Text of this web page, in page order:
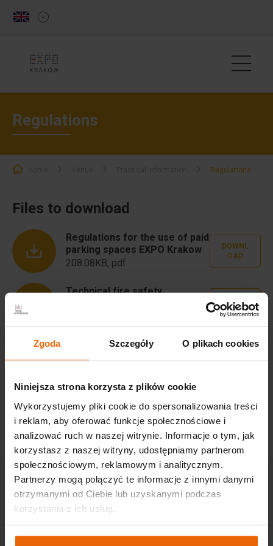
Zgoda Szczegóły O plikach cookies
Niniejsza strona korzysta z plików cookie
Wykorzystujemy pliki cookie do spersonalizowania treści
i reklam, aby oferować funkcje społecznościowe i
analizować ruch w naszej witrynie. Informacje o tym, jak
korzystasz z naszej witryny, udostępniamy partnerom
społecznościowym, reklamowym i analitycznym.
Partnerzy mogą połączyć te informacje z innymi danymi
otrzymanymi od Ciebie lub uzyskanymi podczas
korzystania z ich usług.
Regulations
Regulations
Files to download
Regulations for the use of paid
parking spaces EXPO Krakow
208.08KB, pdf
DOWNL
OAD
Technical fire safety
DOWNL
OAD
EXPO Krakow Fire safety
instructions
EXPO Krakow facilities
211.75KB, pdf
DOWNL
Subscribtion
Consent to the processing of personal data